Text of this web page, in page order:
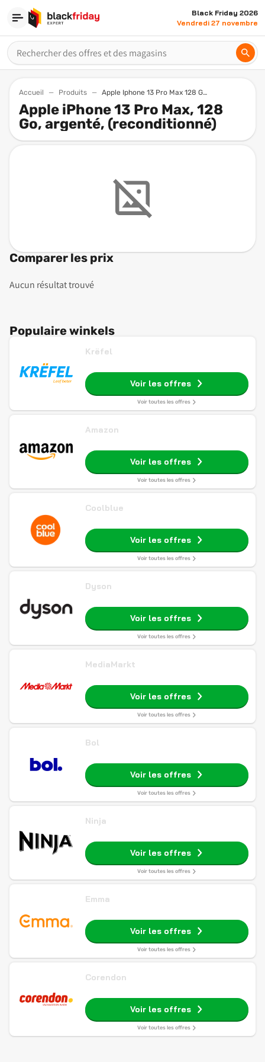
Black Friday 2026
Vendredi 27 novembre
Accueil Produits Apple Iphone 13 Pro Max 128 Go Argente Reconditionne
Apple iPhone 13 Pro Max, 128
Go, argenté, (reconditionné)
Comparer les prix
Aucun résultat trouvé
Populaire winkels
Krëfel
Voir les offres
Voir toutes les offres
Amazon
Voir les offres
Voir toutes les offres
Coolblue
Voir les offres
Voir toutes les offres
Dyson
Voir les offres
Voir toutes les offres
MediaMarkt
Voir les offres
Voir toutes les offres
Bol
Voir les offres
Voir toutes les offres
Ninja
Voir les offres
Voir toutes les offres
Emma
Voir les offres
Voir toutes les offres
Corendon
Voir les offres
Voir toutes les offres